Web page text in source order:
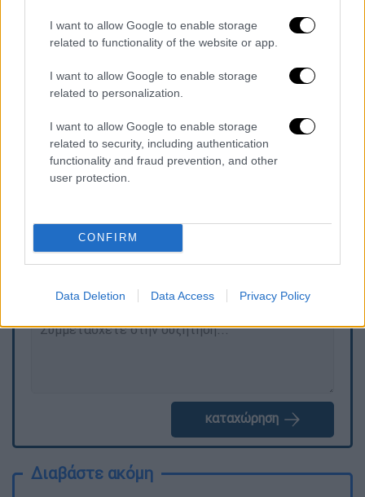
I want to allow Google to enable storage
related to functionality of the website or app.
I want to allow Google to enable storage
related to personalization.
I want to allow Google to enable storage
related to security, including authentication
functionality and fraud prevention, and other
user protection.
CONFIRM
Data Deletion Data Access Privacy Policy
κωμικός δεν έχει πρόθεση να σε
προσβάλλει, να προσβάλλει το κοινό
κοινό αυτό νομίζω το ξέρει. Ο κόσμος είναι
αρκετά έξυπνος, καταλαβαίνει την πρόθεση
του κωμικού. Η πρόθεση των ανθρώπων που
κάνουν κωμωδία είναι να έρθει το κοινό σε
αυτούς και να γελάσει».
Τα σχολιά σας δημοσιεύονται άμεσα με δική σας ευθύνη. Το
ΕΘΝΟΣ θα παρεμβαίνει και τα προσβλητικά σχόλια θα
διαγράφονται
καταχώρηση
Διαβάστε ακόμη